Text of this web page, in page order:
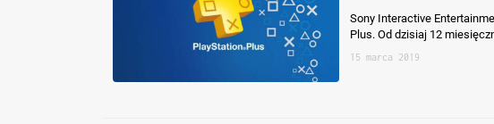
Sony Interactive
Plus. Od dzisiaj 12
15 marca 2019